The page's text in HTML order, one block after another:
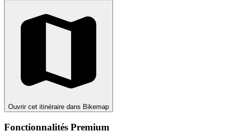
Ouvrir cet itinéraire dans Bikemap
Fonctionnalités Premium